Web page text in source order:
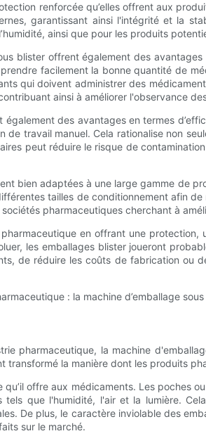
renforcée qu’elles offrent aux
garantissant ainsi l'intégrité et la
ainsi que pour les produits
blister offrent également des
facilement la bonne quantité de
qui doivent administrer des
ainsi à améliorer l'observance
des avantages en termes
travail manuel. Cela rationalise non
peut réduire le risque de
bien adaptées à une large gamme de
tailles de conditionnement afin
pharmaceutiques cherchant à
en offrant une
les emballages blister joueront
de réduire les coûts de fabrication
pharmaceutique, la machine
la manière dont les produits
offre aux médicaments. Les poches
que l'humidité, l'air et la lumière.
De plus, le caractère inviolable des
sur le marché.